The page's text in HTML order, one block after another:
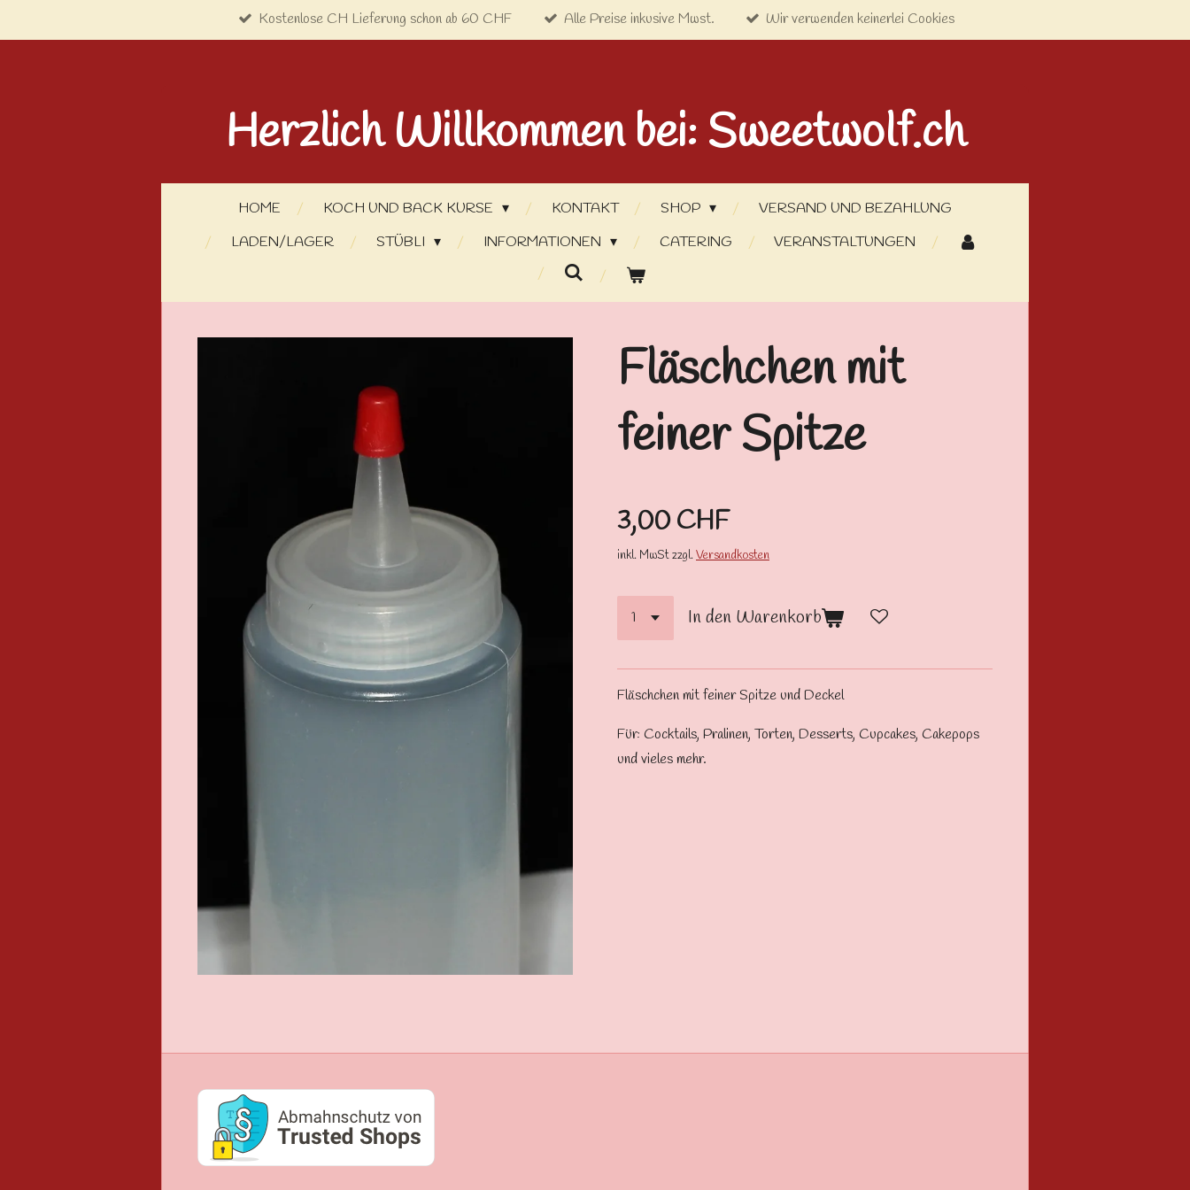
Hauptinhalt
Kostenlose CH Lieferung schon ab 60 CHF Alle Preise inkusive Mwst. Wir verwenden keinerlei Cookies
Herzlich Willkommen bei: Sweetwolf.ch
HOME KOCH UND BACK KURSE KONTAKT SHOP
VERSAND UND BEZAHLUNG
LADEN/LAGER
STÜBLI INFORMATIONEN CATERING VERANSTALTUNGEN
Fläschchen mit
feiner Spitze
3,00 CHF
inkl. MwSt zzgl.Versandkosten
In den Warenkorb
Fläschchen mit feiner Spitze und Deckel
Für: Cocktails, Pralinen, Torten, Desserts, Cupcakes, Cakepops
und vieles mehr.